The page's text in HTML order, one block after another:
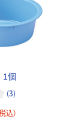
個
(3)
税込）